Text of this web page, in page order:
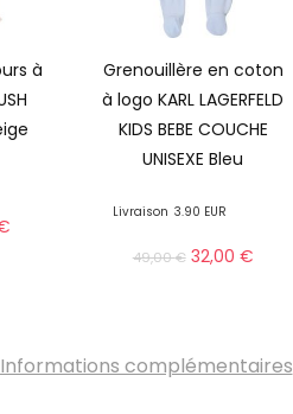
à
Grenouillère en coton
à logo KARL LAGERFELD
KIDS BEBE COUCHE
UNISEXE Bleu
Livraison 3.90 EUR
49,00€ 32,00 €
Informations complémentaires